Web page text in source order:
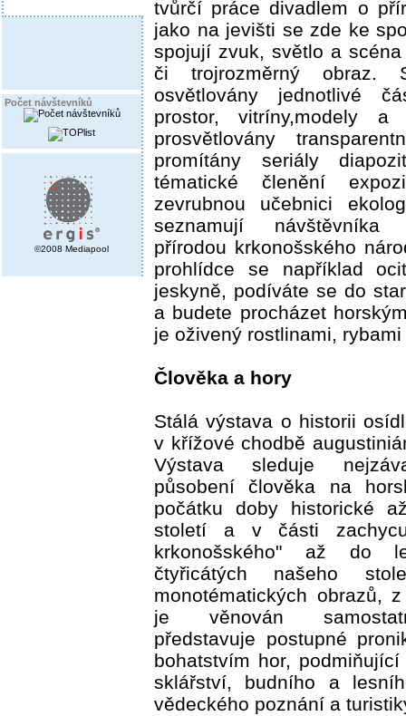
Počet návštevníků
©2008 Mediapool
tvůrčí práce divadlem o
jako na jevišti se zde ke
spojují zvuk, světlo a
či trojrozměrný obraz.
osvětlovány jednotlivé
prostor, vitríny,modely a
prosvětlovány
promítány seriály
tématické členění
zevrubnou učebnici
seznamují
přírodou krkonošského
prohlídce se například
jeskyně, podíváte se do
a budete procházet
je oživený rostlinami, rybami
Člověka a hory
Stálá výstava o historii
v křížové chodbě
Výstava sleduje
působení člověka na
počátku doby historické
století a v části
krkonošského" až do
čtyřicátých našeho
monotématických obrazů,
je věnován
představuje postupné
bohatstvím hor,
sklářství, budního a
vědeckého poznání a